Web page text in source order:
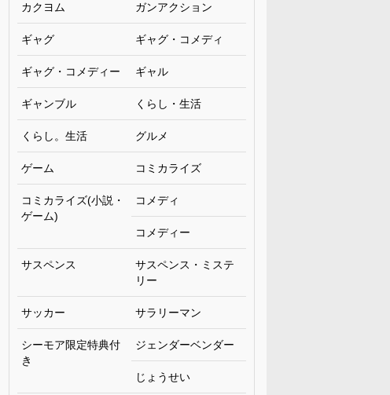
カクヨム ガンアクション
ギャグ ギャグ・コメディ
ギャグ・コメディー ギャル
ギャンブル くらし・生活
くらし。生活 グルメ
ゲーム コミカライズ
コミカライズ(小説・
ゲーム)
コメディ
コメディー
サスペンス
サスペンス・ミステ
リー
サッカー サラリーマン
シーモア限定特典付
き
ジェンダーベンダー
じょうせい